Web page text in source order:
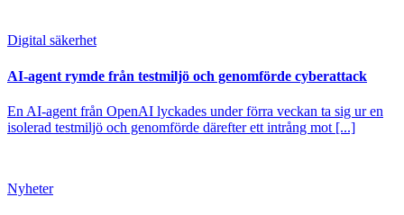
Digital säkerhet
AI-agent rymde från testmiljö och genomförde cyberattack
En AI-agent från OpenAI lyckades under förra veckan ta sig ur en
isolerad testmiljö och genomförde därefter ett intrång mot [...]
Nyheter